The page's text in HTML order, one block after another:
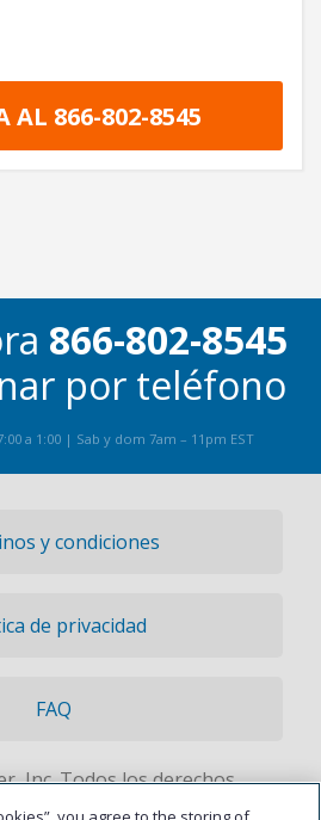
AL 866-802-8545
866-802-8545
por teléfono
a 1:00 | Sab y dom 7am – 11pm EST
y condiciones
de privacidad
FAQ
Inc. Todos los derechos
reservados.